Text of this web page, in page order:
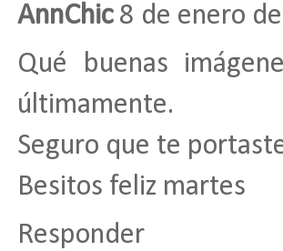
AnnChic 8 de enero
Qué buenas
últimamente.
Seguro que te
Besitos feliz martes
Responder